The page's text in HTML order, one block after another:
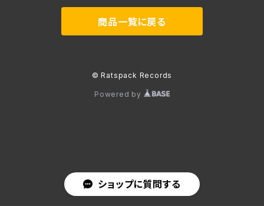
ショップに質問する
Contemporary / Avangarde
商品一覧に戻る
© Ratspack Records
Powered by